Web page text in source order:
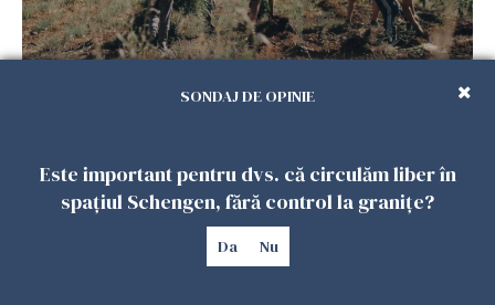
Muncitori români exploatați de clanul „Muti”
04 FEBRUARIE 2026
SONDAJ DE OPINIE
Este important pentru dvs. că circulăm liber în
spațiul Schengen, fără control la granițe?
Da Nu